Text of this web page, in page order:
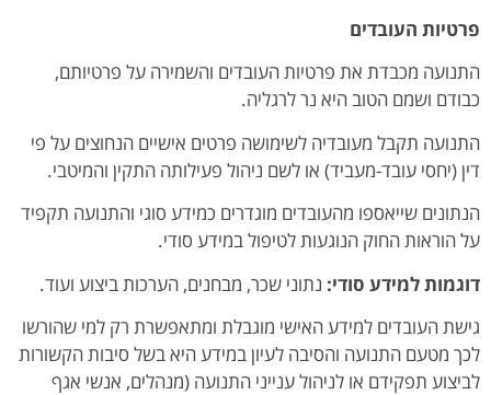
פרטיות העובדים
התנועה מכבדת את פרטיות העובדים והשמירה על פרטיותם,
כבודם ושמם הטוב היא נר לרגליה.
התנועה תקבל מעובדיה לשימושה פרטים אישיים הנחוצים על פי
דין (יחסי עובד-מעביד) או לשם ניהול פעילותה התקין והמיטבי.
הנתונים שייאספו מהעובדים מוגדרים כמידע סוגי והתנועה תקפיד
על הוראות החוק הנוגעות לטיפול במידע סודי.
דוגמות למידע סודי: נתוני שכר, מבחנים, הערכות ביצוע ועוד.
גישת העובדים למידע האישי מוגבלת ומתאפשרת רק למי שהורשו
לכך מטעם התנועה והסיבה לעיון במידע היא בשל סיבות הקשורות
לביצוע תפקידם או לניהול ענייני התנועה (מנהלים, אנשי אגף